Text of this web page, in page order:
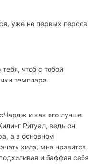
уже не первых персов
чтоб с тобой
темплара.
и как его лучше
Ритуал, ведь он
а в основном
хила, мне нравится
и баффая себя